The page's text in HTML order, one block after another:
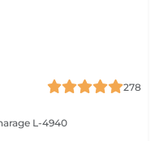
278
L-4940